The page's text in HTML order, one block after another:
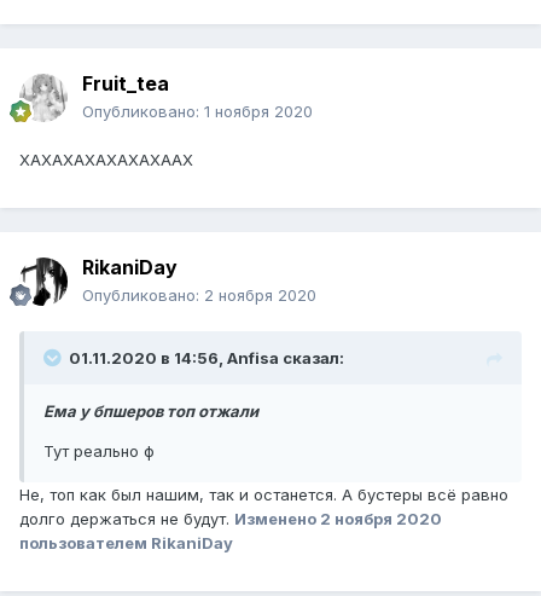
Fruit_tea
Опубликовано: 1 ноября 2020
ХАХАХАХАХАХАХААХ
RikaniDay
Опубликовано: 2 ноября 2020
01.11.2020 в 14:56, Anfisa сказал:
Ема у бпшеров топ отжали
Тут реально ф
Не, топ как был нашим, так и останется. А бустеры всё равно
долго держаться не будут. Изменено 2 ноября 2020
пользователем RikaniDay